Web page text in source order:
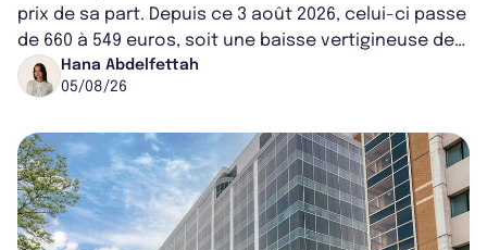
prix de sa part. Depuis ce 3 août 2026, celui-ci passe
de 660 à 549 euros, soit une baisse vertigineuse de
16,82%. Cette nouvell...
Hana Abdelfettah
05/08/26